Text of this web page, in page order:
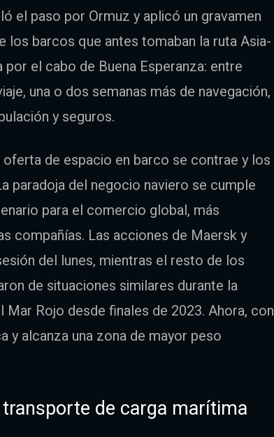
el paso por Ormuz y aplicó un gravamen
los barcos que antes tomaban la ruta Asia-
el cabo de Buena Esperanza: entre
una o dos semanas más de navegación,
y seguros.
de espacio en barco se contrae y los
paradoja del negocio naviero se cumple
para el comercio global, más
compañías. Las acciones de Maersk y
del lunes, mientras el resto de los
de situaciones similares durante la
Rojo desde finales de 2023. Ahora, con
y alcanza una zona de mayor peso
de carga marítima